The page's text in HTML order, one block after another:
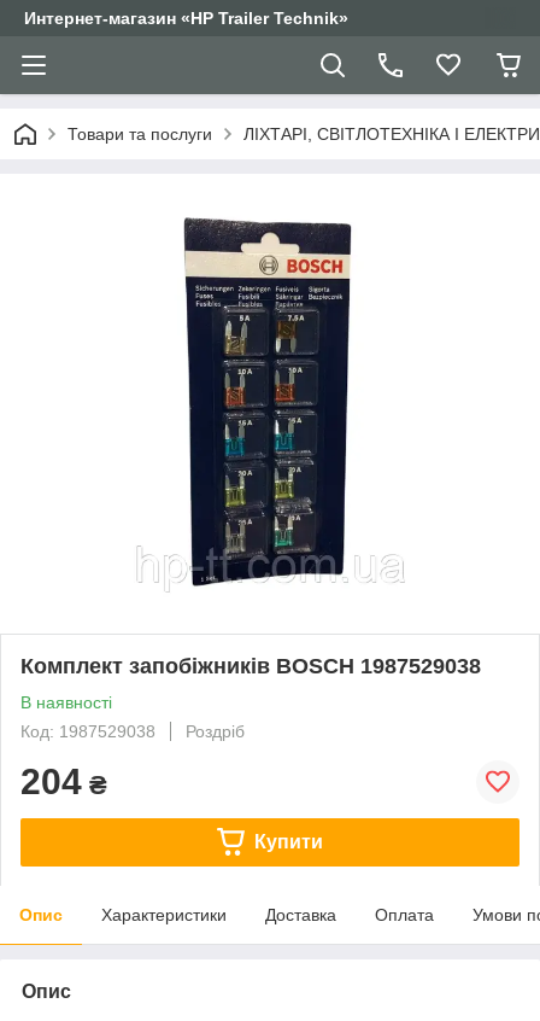
Интернет-магазин «HP Trailer Technik»
Товари та послуги ЛІХТАРІ, СВІТЛОТЕХНІКА І
Комплект запобіжників BOSCH 1987529038
В наявності
Код: 1987529038
Роздріб
204 ₴
Купити
Опис Характеристики Доставка Оплата Умови
Опис